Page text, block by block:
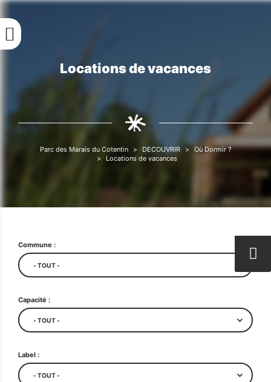
Aller
contenu
principal
Fil
d'Ariane
Locations de vacances
d'Ariane
Parc des Marais du Cotentin DECOUVRIR
Où Dormir ?
Locations de vacances
Commune :
Capacité :
Label :